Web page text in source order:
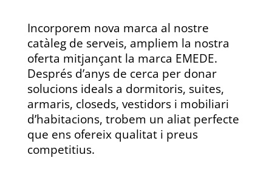
Incorporem nova marca al nostre
catàleg de serveis, ampliem la nostra
oferta mitjançant la marca EMEDE.
Després d’anys de cerca per donar
solucions ideals a dormitoris, suites,
armaris, closeds, vestidors i mobiliari
d’habitacions, trobem un aliat perfecte
que ens ofereix qualitat i preus
competitius.